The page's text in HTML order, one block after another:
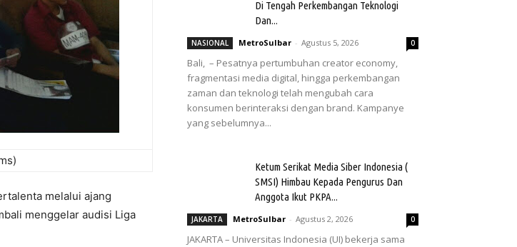
melalui ajang
menggelar audisi Liga
Di Tengah Perkembangan Teknologi
Dan...
NASIONAL MetroSulbar - Agustus 5, 2026 0
Bali, – Pesatnya pertumbuhan creator economy,
fragmentasi media digital, hingga perkembangan
zaman dan teknologi telah mengubah cara
konsumen berinteraksi dengan brand. Kampanye
yang sebelumnya...
Ketum Serikat Media Siber Indonesia (
SMSI) Himbau Kepada Pengurus Dan
Anggota Ikut PKPA...
JAKARTA MetroSulbar - Agustus 2, 2026 0
JAKARTA – Universitas Indonesia (UI) bekerja sama